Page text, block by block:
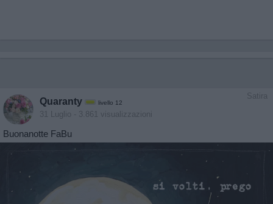
Satira
Quaranty livello 12
31 Luglio - 3.861 visualizzazioni
Buonanotte FaBu